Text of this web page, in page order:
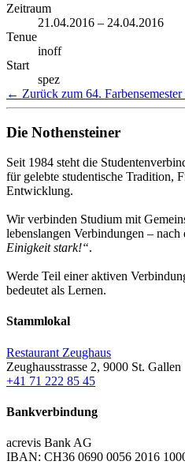
Zeitraum
21.04.2016 – 24.04.2016
Tenue
inoff
Start
spez
← Zurück zum 64. Farbensemester
Die Nothensteiner
Seit 1984 steht die
für gelebte studentische Tradition,
Entwicklung.
Wir verbinden Studium mit
lebenslangen Verbindungen – nach
Einigkeit stark!“.
Werde Teil einer aktiven
bedeutet als Lernen.
Stammlokal
Restaurant Zeughaus
Zeughausstrasse 2, 9000 St. Gallen
+41 71 222 85 45
Bankverbindung
acrevis Bank AG
IBAN: CH36 0690 0056 2016